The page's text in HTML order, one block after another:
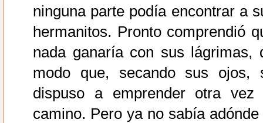
ninguna parte podía encontrar a
hermanitos. Pronto comprendió
nada ganaría con sus lágrimas,
modo que, secando sus ojos,
dispuso a emprender otra vez
camino. Pero ya no sabía adónde